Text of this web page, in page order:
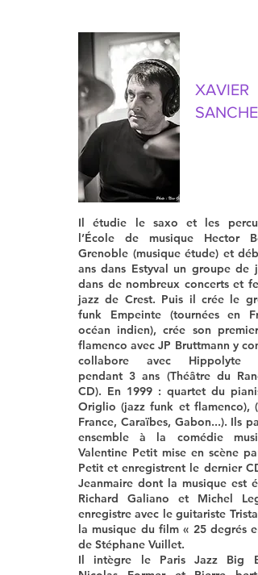
XAVIER
SANCHEZ
Il étudie le saxo et les
l’École de musique Hector
Grenoble (musique étude) et
ans dans Estyval un groupe de
dans de nombreux concerts et
jazz de Crest. Puis il crée le
funk Empeinte(tournées en
océan indien), crée son premier
flamenco avecJP Bruttmann y
collabore avec Hippolyte
pendant 3 ans (Théâtre du
CD). En 1999 : quartet du
Origlio (jazz funk et flamenco),
France, Caraïbes, Gabon...). Ils
ensemble à la comédie
Valentine Petit mise en scène par
Petit et enregistrent le dernier
Jeanmaire dont la musique est
Richard Galiano et Michel
enregistre avec le guitariste
la musique du film « 25 degrés
de Stéphane Vuillet.
Il intègre le Paris Jazz Big